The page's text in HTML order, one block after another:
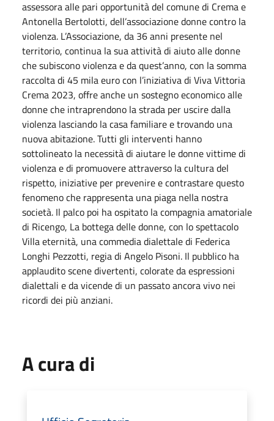
assessora alle pari opportunità del comune di Crema e
Antonella Bertolotti, dell’associazione donne contro la
violenza. L’Associazione, da 36 anni presente nel
territorio, continua la sua attività di aiuto alle donne
che subiscono violenza e da quest’anno, con la somma
raccolta di 45 mila euro con l’iniziativa di Viva Vittoria
Crema 2023, offre anche un sostegno economico alle
donne che intraprendono la strada per uscire dalla
violenza lasciando la casa familiare e trovando una
nuova abitazione. Tutti gli interventi hanno
sottolineato la necessità di aiutare le donne vittime di
violenza e di promuovere attraverso la cultura del
rispetto, iniziative per prevenire e contrastare questo
fenomeno che rappresenta una piaga nella nostra
società. Il palco poi ha ospitato la compagnia amatoriale
di Ricengo, La bottega delle donne, con lo spettacolo
Villa eternità, una commedia dialettale di Federica
Longhi Pezzotti, regia di Angelo Pisoni. Il pubblico ha
applaudito scene divertenti, colorate da espressioni
dialettali e da vicende di un passato ancora vivo nei
ricordi dei più anziani.
A cura di